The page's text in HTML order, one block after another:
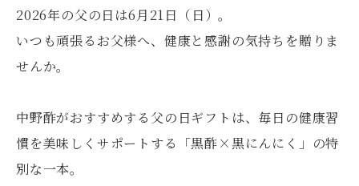
2026年の父の日は6月21日（日）。
いつも頑張るお父様へ、健康と感謝の気持ちを贈りま
せんか。
中野酢がおすすめする父の日ギフトは、毎日の健康習
慣を美味しくサポートする「黒酢×黒にんにく」の特
別な一本。